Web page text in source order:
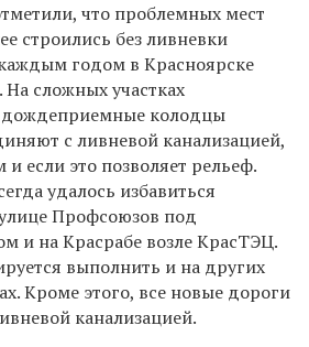
что проблемных мест
строились без ливневки
годом в Красноярске
сложных участках
дождеприемные колодцы
с ливневой канализацией,
если это позволяет рельеф.
удалось избавиться
Профсоюзов под
и на Красрабе возле КрасТЭЦ.
выполнить и на других
Кроме этого, все новые дороги
канализацией.